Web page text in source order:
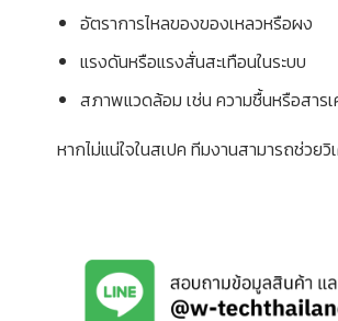
อัตราการไหลของของเหลวหรือผง
แรงดันหรือแรงสั่นสะเทือนในระบบ
สภาพแวดล้อม เช่น ความชื้นหรือสาร
หากไม่แน่ใจในสเปค ทีมงานสามารถช่วย